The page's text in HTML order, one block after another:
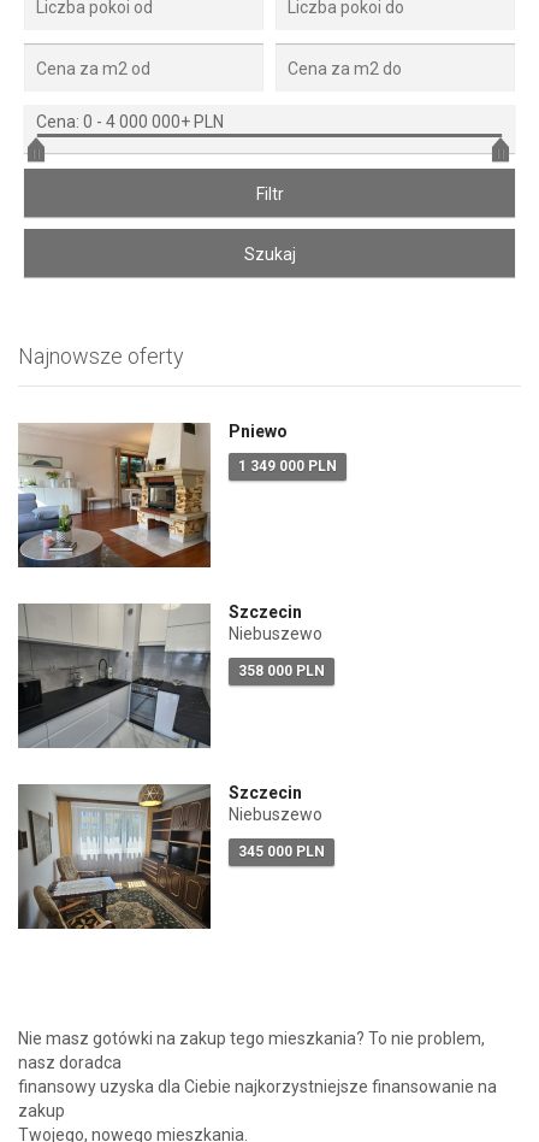
Cena: 0 - 4 000 000+ PLN
Najnowsze oferty
Pniewo
1 349 000 PLN
Szczecin
Niebuszewo
358 000 PLN
Szczecin
Niebuszewo
345 000 PLN
Nie masz gotówki na zakup tego mieszkania? To nie problem,
nasz doradca
finansowy uzyska dla Ciebie najkorzystniejsze finansowanie na
zakup
Twojego, nowego mieszkania.